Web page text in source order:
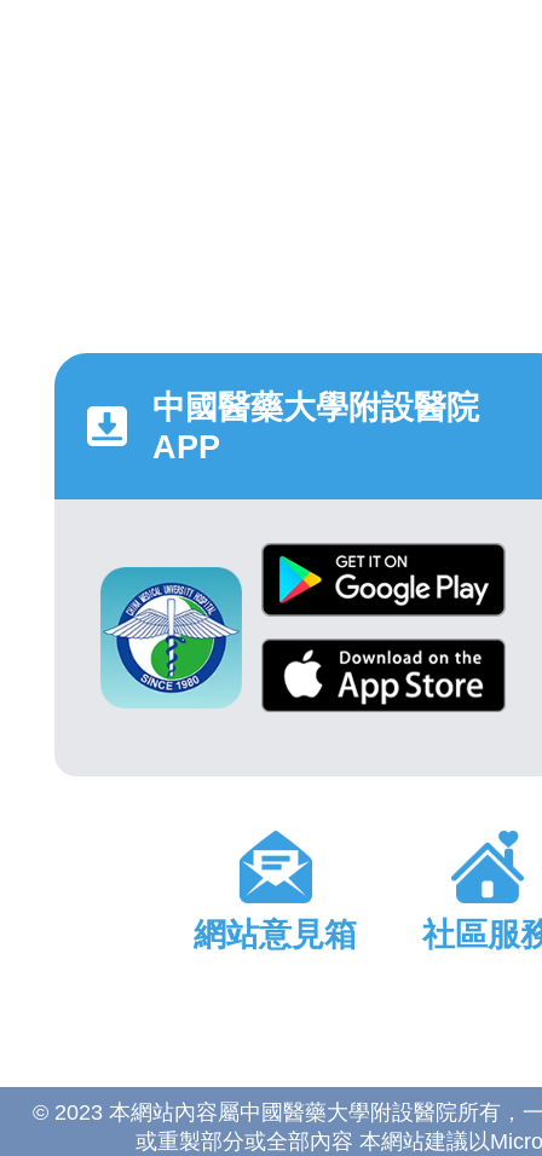
中國醫藥大學附設醫院
APP
網站意見箱 社區服
© 2023 本網站內容屬中國醫藥大學附設醫院所有，
或重製部分或全部內容 本網站建議以